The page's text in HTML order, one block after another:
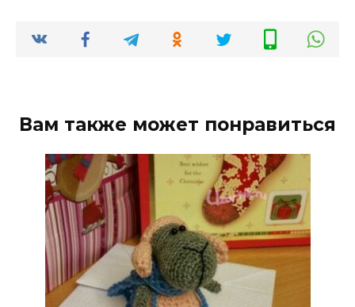
Вам также может понравиться